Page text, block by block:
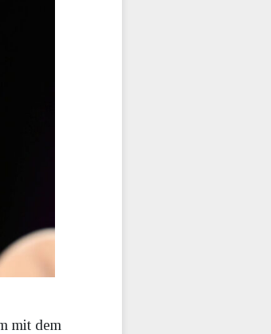
mit dem